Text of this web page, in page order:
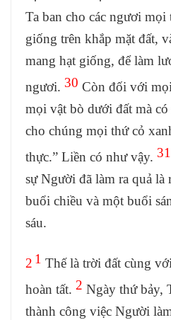
Ta ban cho các ngươi mọi
giống trên khắp mặt đất,
mang hạt giống, để làm
ngươi. 30 Còn đối với
mọi vật bò dưới đất mà
cho chúng mọi thứ cỏ
thực.” Liền có như vậy. 31
sự Người đã làm ra quả là
buổi chiều và một buổi
sáu.
2 1 Thế là trời đất cùng
hoàn tất. 2 Ngày thứ bảy,
thành công việc Người